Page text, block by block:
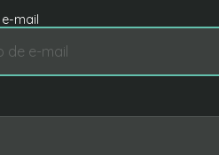
mail